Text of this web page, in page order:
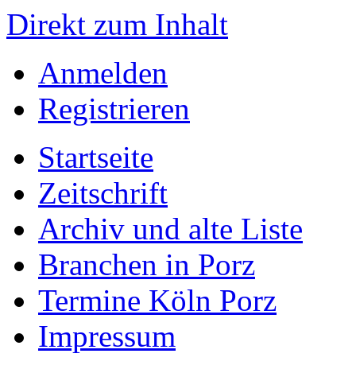
Direkt zum Inhalt
Anmelden
Registrieren
Startseite
Zeitschrift
Archiv und alte Liste
Branchen in Porz
Termine Köln Porz
Impressum